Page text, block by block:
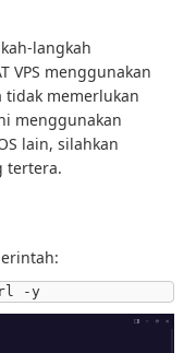
langkah
VPS menggunakan
tidak memerlukan
menggunakan
lain, silahkan
tertera.
-y